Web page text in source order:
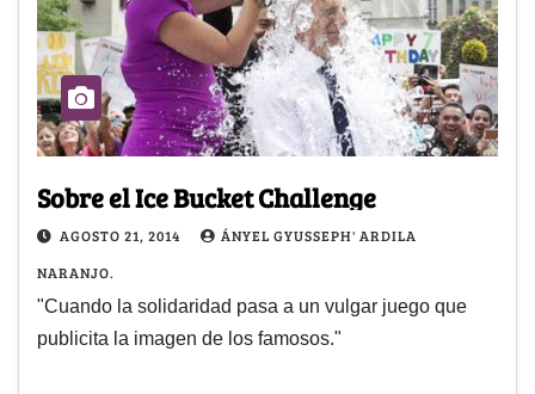
Sobre el Ice Bucket Challenge
AGOSTO 21, 2014
ÁNYEL GYUSSEPH' ARDILA
NARANJO.
"Cuando la solidaridad pasa a un vulgar juego que
publicita la imagen de los famosos."